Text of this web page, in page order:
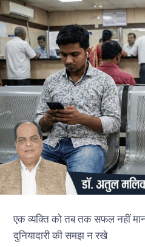
एक व्यक्ति को तब तक सफल नहीं
दुनियादारी की समझ न रखे